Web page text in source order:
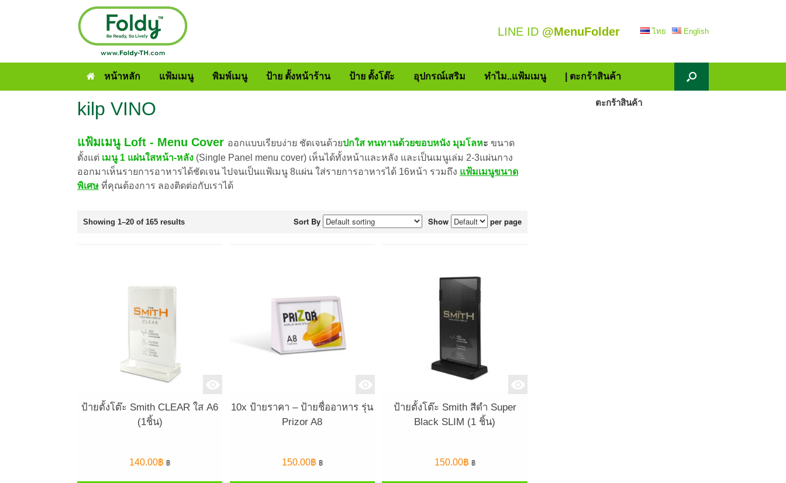
LINE ID @MenuFolder ไทย English
หน้าหลัก แฟ้มเมนู พิมพ์เมนู ป้าย ตั้งหน้าร้าน ป้าย ตั้งโต๊ะ อุปกรณ์เสริม ทำไม..แฟ้มเมนู | ตะกร้าสินค้า
kilp VINO
แฟ้มเมนู Loft - Menu Cover ออกแบบเรียบง่าย ชัดเจนด้วยปกใส ทนทานด้วยขอบหนัง มุมโลหะ ขนาด
ตั้งแต่ เมนู 1 แผ่นใสหน้า-หลัง (Single Panel menu cover) เห็นได้ทั้งหน้าและหลัง และเป็นเมนูเล่ม 2-3แผ่นกาง
ออกมาเห็นรายการอาหารได้ชัดเจน ไปจนเป็นแฟ้เมนู 8แผ่น ใส่รายการอาหารได้ 16หน้า รวมถึง แฟ้มเมนูขนาด
พิเศษ ที่คุณต้องการ ลองติดต่อกับเราได้
Showing 1–20 of 165 results Sort By Show per page
ป้ายตั้งโต๊ะ Smith CLEAR ใส A6
(1ชิ้น)
140.00฿ ฿
10x ป้ายราคา – ป้ายชื่ออาหาร รุ่น
Prizor A8
150.00฿ ฿
ป้ายตั้งโต๊ะ Smith สีดำ Super
Black SLIM (1 ชิ้น)
150.00฿ ฿
ตะกร้าสินค้า